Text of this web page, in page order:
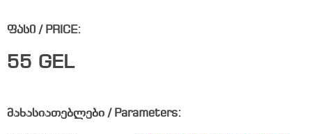
ფასი / PRICE:
55 GEL
მახასიათებლები / Parameters: